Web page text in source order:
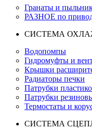
Гранаты и
РАЗНОЕ по
СИСТЕМА
Водопомпы
Гидромуфты и
Крышки
Радиаторы печки
Патрубки
Патрубки
Термостаты и
СИСТЕМА